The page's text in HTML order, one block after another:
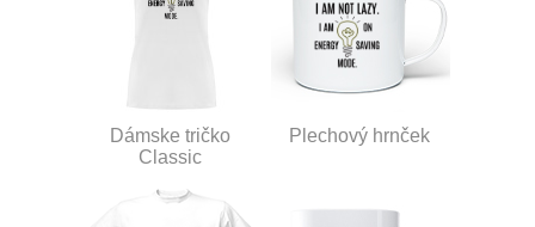
Dámske tričko
Classic
Plechový hrnček